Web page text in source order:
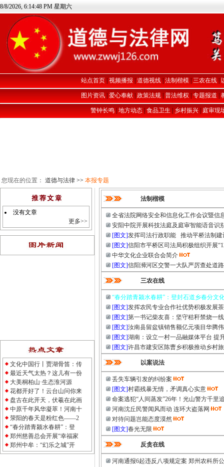
8/8/2026, 6:14:49 PM 星期六
站点首页|视频播报|道德视线|法制楷模|三农在线|
图片资讯|爱心奉献|政策法规|普法维权|专题报道|
警钟长鸣|地方动态|食品卫生|乡村振兴|庭审现
您现在的位置： 道德与法律 >> 本报专题
没有文章
更多>>
文化中国行丨贾湖骨笛：传
最近天气太热？这儿有一份
大美桐柏山·生态淮河源
花都开好了！云台山问你来
盘古在此开天，伏羲在此画
中原千年风华凝萃！河南十
荥阳的春天是粉红色——2
“春分踏青颍水春耕”：登
郑州慈善总会开展“幸福家
郑州中牟：“幻乐之城”开
法制楷模
全省法院网络安全和信息化工作会议暨信
安阳中院开展科技法庭及庭审智能语音识
[图文]发挥司法行政职能 推动平桥法制建
[图文]信阳市平桥区司法局积极组织开展
中华文化企业联合会简介
[图文]信阳浉河区交警一大队严厉查处道
三农在线
“春分踏青颍水春耕”：登封石道乡春分文
[图文]发挥农民专业合作社优势积极发展
[图文]第一书记柴友喜：坚守秸秆禁烧一
[图文]汝南县留盆镇销售额亿元项目华腾
[图文]湖南：设立一村一品融媒体平台 提
[图文]许昌市建安区陈曹乡积极推动乡村
以案说法
丢失车辆引发的纠纷案
[图文]村霸残暴无情，矛调真心实意
命案逃犯“人间蒸发”26年！光山警方千里
河南沈丘民警闻风而动 连环大盗落网
对待问题岂能态度漠然
[图文]春光无限
反贪在线
河南通报6起违反八项规定案 郑州农科所